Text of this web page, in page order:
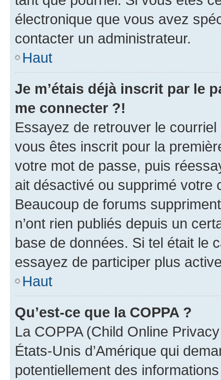
électronique que vous avez
contacter un administrateur.
Haut
Je m’étais déjà inscrit par le
me connecter ?!
Essayez de retrouver le
vous êtes inscrit pour la
votre mot de passe, puis
ait désactivé ou supprimé votre
Beaucoup de forums
n’ont rien publiés depuis un
base de données. Si tel était le
essayez de participer plus
Haut
Qu’est-ce que la COPPA ?
La COPPA (Child Online
États-Unis d’Amérique qui
potentiellement des